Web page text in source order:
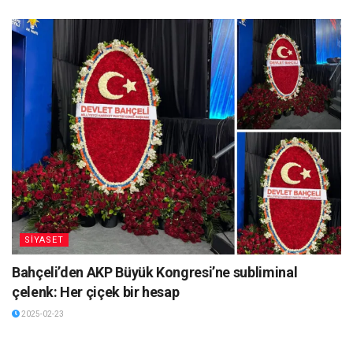
SİYASET
Bahçeli’den AKP Büyük Kongresi’ne subliminal
çelenk: Her çiçek bir hesap
2025-02-23